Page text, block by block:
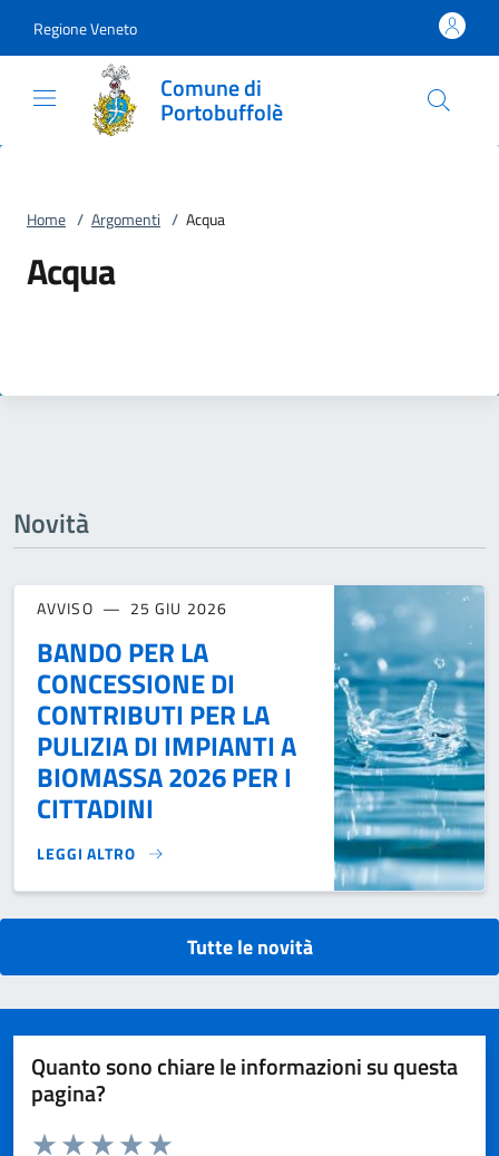
Regione Veneto
Comune di
Portobuffolè
Home / Argomenti / Acqua
Acqua
Novità
AVVISO 25 GIU 2026
BANDO PER LA
CONCESSIONE DI
CONTRIBUTI PER LA
PULIZIA DI IMPIANTI A
BIOMASSA 2026 PER I
CITTADINI
LEGGI ALTRO
BANDO PER LA CONCESSIONE DI CONTRIBUTI PER LA
Tutte le novità
Quanto sono chiare le informazioni su questa
pagina?
Domanda
Valuta da 1 a 5 stelle la pagina